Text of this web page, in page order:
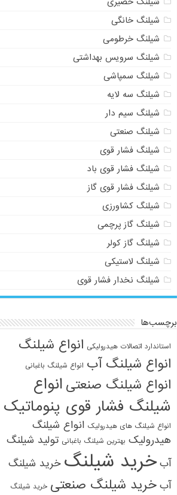
شیلنگ خانگی
شیلنگ خرطومی
شیلنگ سرویس بهداشتی
شیلنگ سمپاشی
شیلنگ سه لایه
شیلنگ سیم دار
شیلنگ صنعتی
شیلنگ فشار قوی
شیلنگ فشار قوی باد
شیلنگ فشار قوی گاز
شیلنگ کشاورزی
شیلنگ گاز پرچمی
شیلنگ گاز کولر
شیلنگ لاستیکی
شیلنگ نخدار فشار قوی
برچسب‌ها
استاندارد اتصالات هیدرولیکی انواع شیلنگ
انواع شیلنگ آب انواع شیلنگ باغبانی
انواع شیلنگ صنعتی انواع
شیلنگ فشار قوی پنوماتیک
انواع شیلنگ های هیدرولیک انواع شیلنگ
هیدرولیک بهترین شیلنگ باغبانی تولید شیلنگ
آب خرید شیلنگ خرید شیلنگ
آب خرید شیلنگ صنعتی خرید شیلنگ